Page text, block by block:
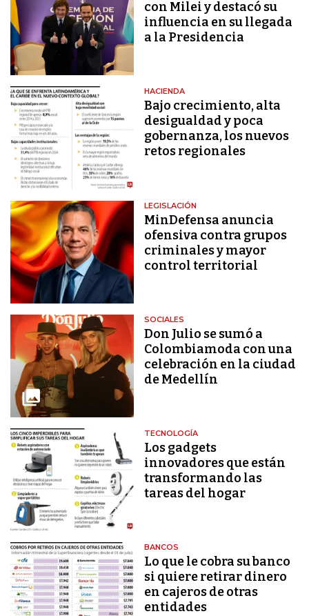
con Milei y destacó su
influencia en su llegada
a la Presidencia
HACIENDA
Bajo crecimiento, alta
desigualdad y poca
gobernanza, los nuevos
retos regionales
LEGISLACIÓN
MinDefensa anuncia
ofensiva contra grupos
criminales y mayor
control territorial
SOCIALES
Don Julio se sumó a
Colombiamoda con una
celebración en la ciudad
de Medellín
TECNOLOGÍA
Los gadgets
innovadores que están
transformando las
tareas del hogar
BANCOS
Lo que le cobra su banco
si quiere retirar dinero
en cajeros de otras
entidades